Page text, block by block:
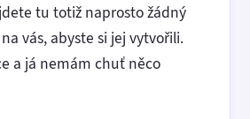
tu totiž naprosto žádný
vás, abyste si jej vytvořili.
a já nemám chuť něco